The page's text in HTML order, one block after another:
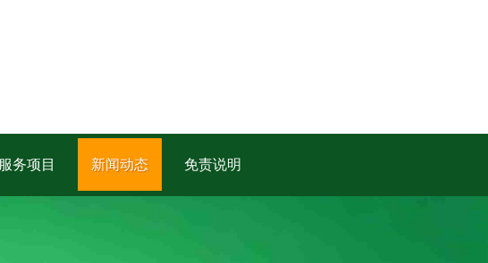
服务项目 新闻动态 免责说明